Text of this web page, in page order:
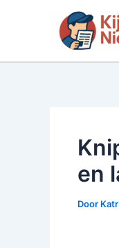
inhoud
en
Door